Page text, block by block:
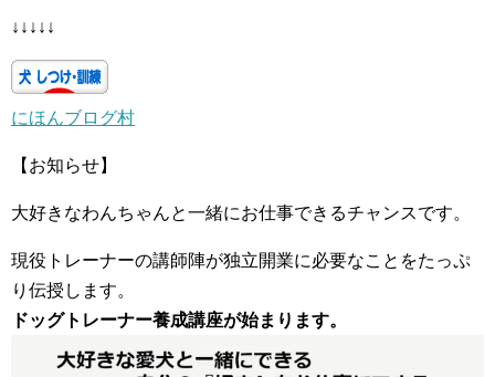
↓↓↓↓↓
にほんブログ村
【お知らせ】
大好きなわんちゃんと一緒にお仕事できるチャンスです。
現役トレーナーの講師陣が独立開業に必要なことをたっぷ
り伝授します。
ドッグトレーナー養成講座が始まります。